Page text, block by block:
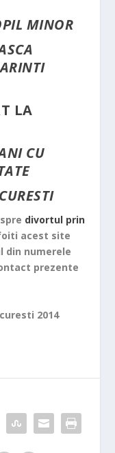
MINOR
LA
CU
divortul prin
acest site
din numerele
prezente
2014